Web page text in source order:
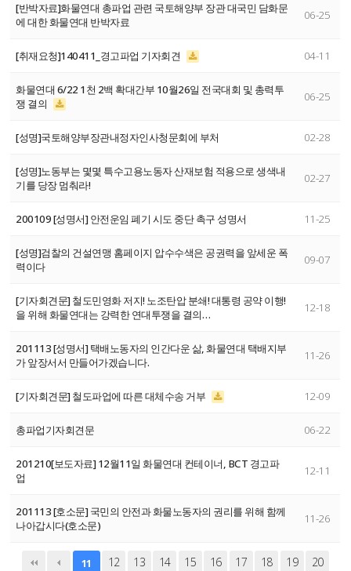
[반박자료]화물연대 총파업 관련 국토해양부 장관 대국민 담화문
에 대한 화물연대 반박자료
06-25
[취재요청]140411_경고파업 기자회견 04-11
화물연대 6/22 1천 2백 확대간부 10월26일 전국대회 및 총력투
쟁 결의
06-25
[성명]국토해양부장관내정자인사청문회에 부처 02-28
[성명]노동부는 몇몇 특수고용노동자 산재보험 적용으로 생색내
기를 당장 멈춰라!
02-27
200109 [성명서] 안전운임 폐기 시도 중단 촉구 성명서 11-25
[성명]검찰의 건설연맹 홈페이지 압수수색은 공권력을 앞세운 폭
력이다
09-07
[기자회견문] 철도민영화 저지! 노조탄압 분쇄! 대통령 공약 이행!
을 위해 화물연대는 강력한 연대투쟁을 결의…
12-18
201113 [성명서] 택배노동자의 인간다운 삶, 화물연대 택배지부
가 앞장서서 만들어가겠습니다.
11-26
[기자회견문] 철도파업에 따른 대체수송 거부 12-09
총파업기자회견문 06-22
201210[보도자료] 12월11일 화물연대 컨테이너, BCT 경고파
업
12-11
201113 [호소문] 국민의 안전과 화물노동자의 권리를 위해 함께
나아갑시다(호소문)
11-26
11 12 13 14 15 16 17 18 19 20